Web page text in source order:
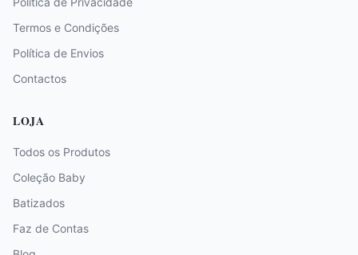
Termos e Condições
Política de Envios
Contactos
LOJA
Todos os Produtos
Coleção Baby
Batizados
Faz de Contas